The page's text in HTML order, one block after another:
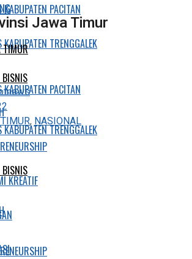
KABUPATEN PACITAN
TRENGGALEK
BISNIS
KREATIF
TIMUR
KABUPATEN PACITAN
TRENGGALEK
BISNIS
Jawa Timur
, NASIONAL